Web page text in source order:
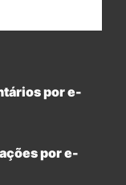
por e-
por e-